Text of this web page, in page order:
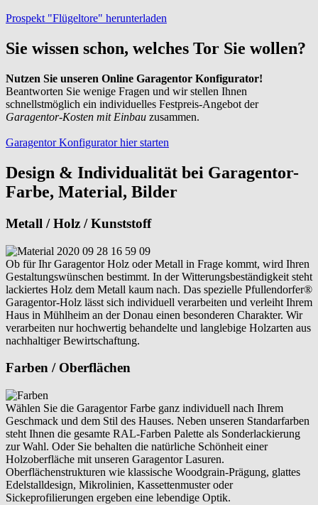
Prospekt "Flügeltore" herunterladen
Sie wissen schon, welches Tor Sie wollen?
Nutzen Sie unseren Online Garagentor Konfigurator!
Beantworten Sie wenige Fragen und wir stellen Ihnen
schnellstmöglich ein individuelles Festpreis-Angebot der
Garagentor-Kosten mit Einbau zusammen.
Garagentor Konfigurator hier starten
Design & Individualität bei Garagentor-
Farbe, Material, Bilder
Metall / Holz / Kunststoff
Ob für Ihr Garagentor Holz oder Metall in Frage kommt, wird Ihren
Gestaltungswünschen bestimmt. In der Witterungsbeständigkeit steht
lackiertes Holz dem Metall kaum nach. Das spezielle Pfullendorfer®
Garagentor-Holz lässt sich individuell verarbeiten und verleiht Ihrem
Haus in Mühlheim an der Donau einen besonderen Charakter. Wir
verarbeiten nur hochwertig behandelte und langlebige Holzarten aus
nachhaltiger Bewirtschaftung.
Farben / Oberflächen
Wählen Sie die Garagentor Farbe ganz individuell nach Ihrem
Geschmack und dem Stil des Hauses. Neben unseren Standarfarben
steht Ihnen die gesamte RAL-Farben Palette als Sonderlackierung
zur Wahl. Oder Sie behalten die natürliche Schönheit einer
Holzoberfläche mit unseren Garagentor Lasuren.
Oberflächenstrukturen wie klassische Woodgrain-Prägung, glattes
Edelstalldesign, Mikrolinien, Kassettenmuster oder
Sickeprofilierungen ergeben eine lebendige Optik.